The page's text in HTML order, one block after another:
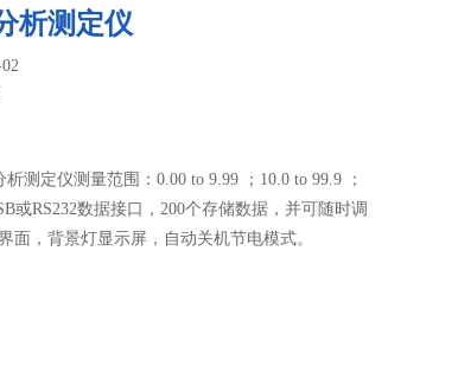
析测定仪
测定仪测量范围：0.00 to 9.99 ；10.0 to 99.9 ；
或RS232数据接口，200个存储数据，并可随时调
面，背景灯显示屏，自动关机节电模式。